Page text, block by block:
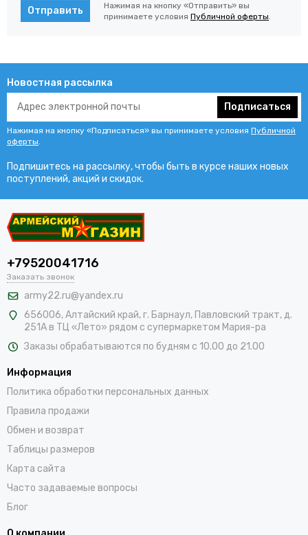
Отправить
Нажимая на кнопку «Отправить» вы
принимаете условия Публичной оферты.
Новостная рассылка
Подписаться
Нажимая на кнопку «Подписаться» вы принимаете условия Публичной
оферты.
Подпишитесь на рассылку, чтобы быть в курсе наших новых
поступлений, акций и скидок.
+79520041716
Заказать звонок
army22.ru@yandex.ru
656006, Алтайский край,г. Барнаул, Павловский тракт, д.
251А в ТЦ «Лето» рядом с супермаркетом Мария-ра
Заказы обрабатываются по будням с 10.00 до 21.00
Информация
Политика обработки персональных данных
Правила продажи
Обмен и возврат
Таблицы размеров
Карта сайта
Часто задаваемые вопросы
Блог